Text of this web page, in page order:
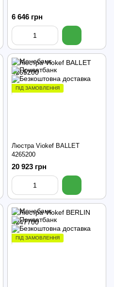
6 646 грн
ПІД ЗАМОВЛЕННЯ
Люстра Viokef BALLET
4265200
20 923 грн
ПІД ЗАМОВЛЕННЯ